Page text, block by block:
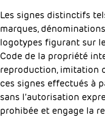
Les signes distinctifs
marques,
logotypes figurant sur
Code de la propriété
reproduction, imitation
ces signes effectués à
sans l’autorisation
prohibée et engage la